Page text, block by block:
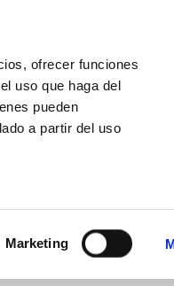
ofrecer funciones
uso que haga del
pueden
a partir del uso
Marketing